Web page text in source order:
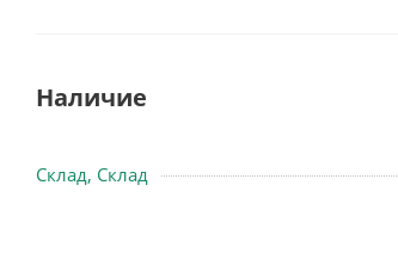
Наличие
Склад, Склад